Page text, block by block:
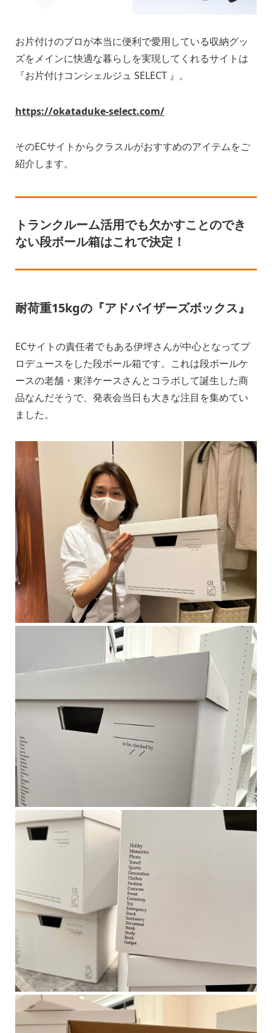
お片付けのプロが本当に便利で愛用している収納グッ
ズをメインに快適な暮らしを実現してくれるサイトは
『お片付けコンシェルジュ SELECT 』。
https://okataduke-select.com/
そのECサイトからクラスルがおすすめのアイテムをご
紹介します。
トランクルーム活用でも欠かすことのでき
ない段ボール箱はこれで決定！
耐荷重15kgの『アドバイザーズボックス』
ECサイトの責任者でもある伊坪さんが中心となってプ
ロデュースをした段ボール箱です。これは段ボールケ
ースの老舗・東洋ケースさんとコラボして誕生した商
品なんだそうで、発表会当日も大きな注目を集めてい
ました。